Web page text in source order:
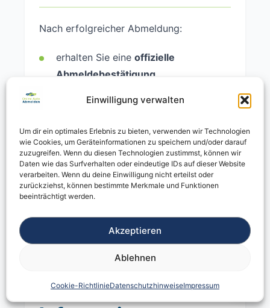
Einwilligung verwalten
Um dir ein optimales Erlebnis zu bieten, verwenden wir Technologien
wie Cookies, um Geräteinformationen zu speichern und/oder darauf
zuzugreifen. Wenn du diesen Technologien zustimmst, können wir
Daten wie das Surfverhalten oder eindeutige IDs auf dieser Website
verarbeiten. Wenn du deine Einwilligung nicht erteilst oder
zurückziehst, können bestimmte Merkmale und Funktionen
beeinträchtigt werden.
Akzeptieren
Ablehnen
Cookie-RichtlinieDatenschutzhinweiseImpressum
Nach erfolgreicher Abmeldung:
erhalten Sie eine offizielle
Abmeldebestätigung
die Versicherung meldet sich
die Kfz-Steuer endet automatisch
Die Bestätigung dient alsNachweis
gegenüber Versicherungen, Behörden
und Käufern.
externe